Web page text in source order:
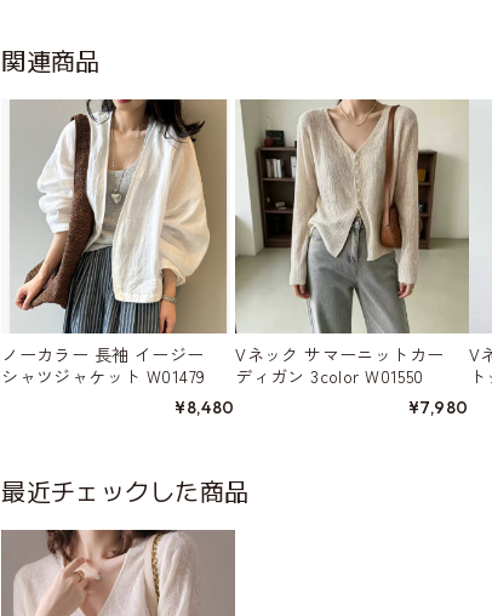
関連商品
ノーカラー 長袖 イージー
シャツジャケット W01479
¥8,480
Vネック サマーニットカー
ディガン 3color W01550
¥7,980
V
最近チェックした商品